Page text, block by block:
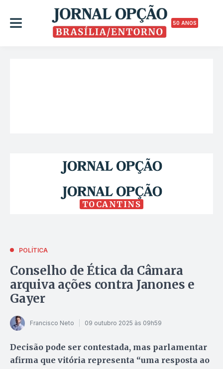
50 ANOS
TOCANTINS
POLÍTICA
Conselho de Ética da Câmara
arquiva ações contra Janones e
Gayer
Francisco Neto 09 outubro 2025 às 09h59
Decisão pode ser contestada, mas parlamentar
afirma que vitória representa “uma resposta ao